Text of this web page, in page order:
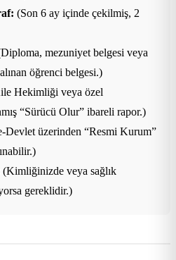
(Son 6 ay içinde çekilmiş, 2
mezuniyet belgesi veya
öğrenci belgesi.)
Hekimliği veya özel
“Sürücü Olur” ibareli rapor.)
Devlet üzerinden “Resmi Kurum”
(Kimliğinizde veya sağlık
gereklidir.)